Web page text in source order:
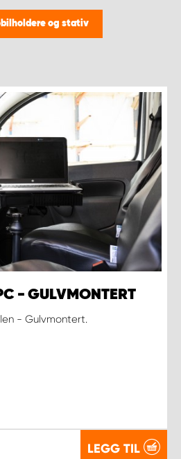
og stativ
- GULVMONTERT
- Gulvmontert.
LEGG TIL